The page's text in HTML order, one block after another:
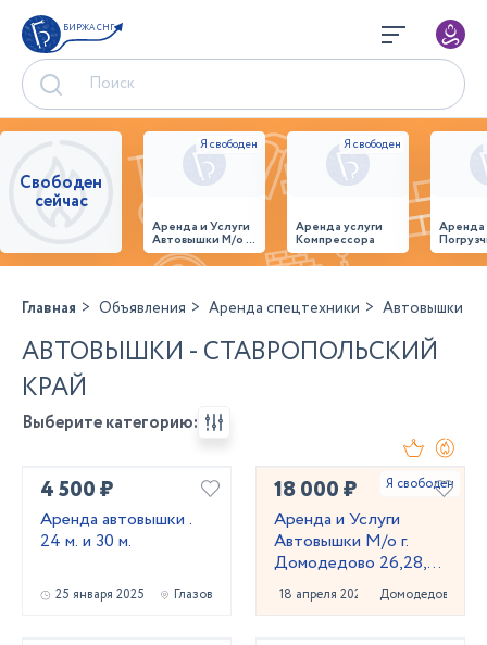
БИРЖА СНГ
Свободен
сейчас
Аренда и Услуги
Автовышки М/о г.
Домодедово
26,28,32 место
Аренда услуги
Компрессора
Главная Объявления Аренда спецтехники Автовышки
АВТОВЫШКИ - СТАВРОПОЛЬСКИЙ
КРАЙ
Выберите категорию:
4 500 ₽
Аренда автовышки .
24 м. и 30 м.
25 января 2025 Глазов
18 000 ₽
Аренда и Услуги
Автовышки М/о г.
Домодедово 26,28,32
место
18 апреля 2023 Домодедово